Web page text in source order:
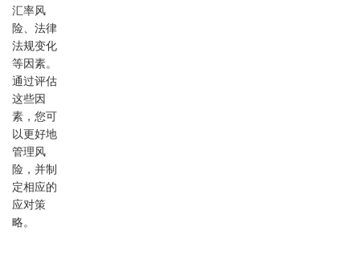
汇率风
险、法律
法规变化
等因素。
通过评估
这些因
素，您可
以更好地
管理风
险，并制
定相应的
应对策
略。